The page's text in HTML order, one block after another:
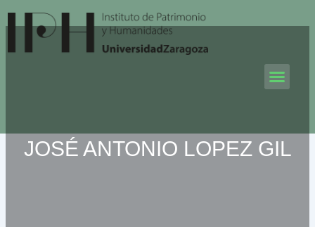
al
contenido
JOSÉ ANTONIO LOPEZ GIL